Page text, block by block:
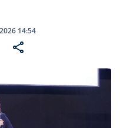
14:54